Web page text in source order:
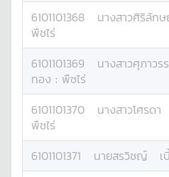
6101101368 นางสาวศิริลัก
พืชไร่
6101101369 นางสาวศุภาวร
ทอง : พืชไร่
6101101370 นางสาวโศรดา
พืชไร่
6101101371 นายสรวิชญ์